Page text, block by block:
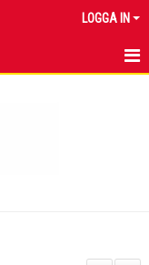
LOGGA IN